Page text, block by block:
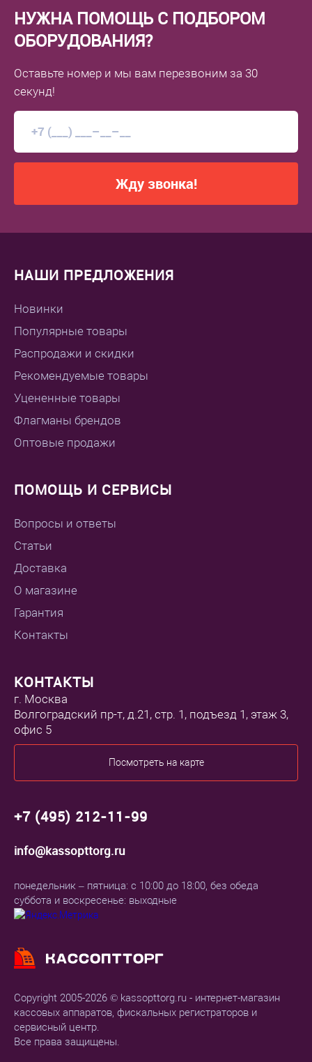
НУЖНА ПОМОЩЬ С ПОДБОРОМ
ОБОРУДОВАНИЯ?
Оставьте номер и мы вам перезвоним за 30
секунд!
Жду звонка!
НАШИ ПРЕДЛОЖЕНИЯ
Новинки
Популярные товары
Распродажи и скидки
Рекомендуемые товары
Уцененные товары
Флагманы брендов
Оптовые продажи
ПОМОЩЬ И СЕРВИСЫ
Вопросы и ответы
Статьи
Доставка
О магазине
Гарантия
Контакты
Copyright 2005-2026 © kassopttorg.ru - интернет-магазин
кассовых аппаратов, фискальных регистраторов и
сервисный центр.
Все права защищены.
КОНТАКТЫ
г. Москва
Волгоградский пр-т, д.21, стр. 1, подъезд 1, этаж 3,
офис 5
Посмотреть на карте
+7 (495) 212-11-99
info@kassopttorg.ru
понедельник – пятница: с 10:00 до 18:00, без обеда
суббота и воскресенье: выходные